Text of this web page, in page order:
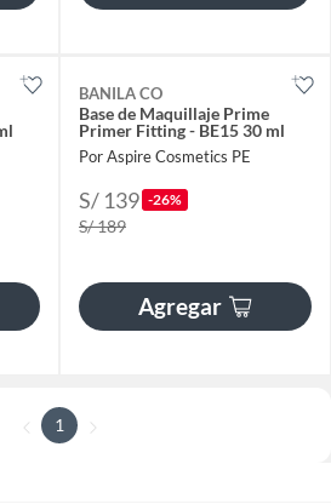
BANILA CO
Base de Maquillaje Prime
Primer Fitting - BE15 30 ml
Por Aspire Cosmetics PE
S/ 139 -26%
S/ 189
Agregar
1